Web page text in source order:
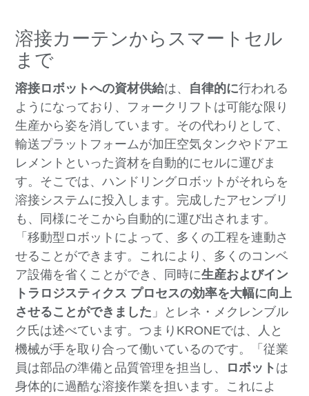
溶接カーテンからスマートセル
まで
溶接ロボットへの資材供給は、 自律的に行われる
ようになっており、フォークリフトは可能な限り
生産から姿を消しています。その代わりとして、
輸送プラットフォームが加圧空気タンクやドアエ
レメントといった資材を自動的にセルに運びま
す。そこでは、ハンドリングロボットがそれらを
溶接システムに投入します。完成したアセンブリ
も、同様にそこから自動的に運び出されます。
「移動型ロボットによって、多くの工程を連動さ
せることができます。これにより、多くのコンベ
ア設備を省くことができ、同時に生産およびイン
トラロジスティクス プロセスの効率を大幅に向上
させることができました 」とレネ・メクレンブル
ク氏は述べています。つまりKRONEでは、人と
機械が手を取り合って働いているのです。「従業
員は部品の準備と品質管理を担当し、
ロボット は
身体的に過酷な溶接作業を担います。これによ